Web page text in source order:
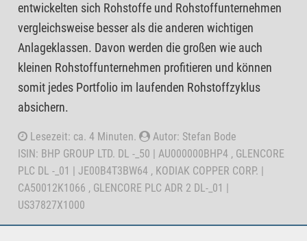
entwickelten sich Rohstoffe und Rohstoffunternehmen
vergleichsweise besser als die anderen wichtigen
Anlageklassen. Davon werden die großen wie auch
kleinen Rohstoffunternehmen profitieren und können
somit jedes Portfolio im laufenden Rohstoffzyklus
absichern.
Lesezeit: ca. 4 Minuten.
Autor: Stefan Bode
ISIN: BHP GROUP LTD. DL -_50 | AU000000BHP4 , GLENCORE
PLC DL -_01 | JE00B4T3BW64 , KODIAK COPPER CORP. |
CA50012K1066 , GLENCORE PLC ADR 2 DL-_01 |
US37827X1000